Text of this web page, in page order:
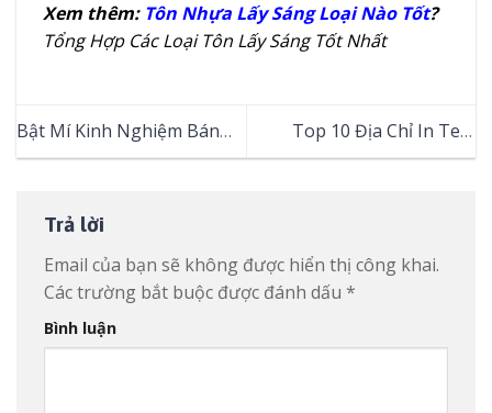
Xem thêm: Tôn Nhựa Lấy Sáng Loại Nào Tốt?
Tổng Hợp Các Loại Tôn Lấy Sáng Tốt Nhất
Bật Mí Kinh Nghiệm Bán
Khóa Học Online Thu Về
Top 10 Địa Chỉ In Tem
Nhãn TPHCM Uy Tín,
Trả lời
Email của bạn sẽ không được hiển thị công khai.
Các trường bắt buộc được đánh dấu *
Bình luận